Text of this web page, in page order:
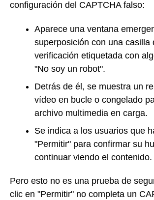
configuración del CAPTCHA falso:
Aparece una ventana
superposición con una casilla
verificación etiquetada con
"No soy un robot".
Detrás de él, se muestra un
vídeo en bucle o congelado
archivo multimedia en carga.
Se indica a los usuarios que
"Permitir" para confirmar su
continuar viendo el contenido.
Pero esto no es una prueba de
clic en "Permitir" no completa un